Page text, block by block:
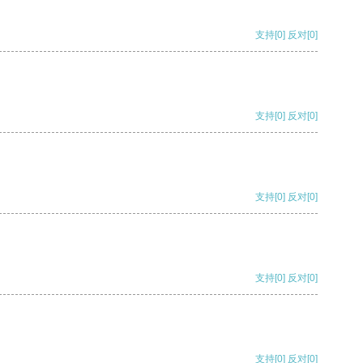
支持[0] 反对[0]
支持[0] 反对[0]
支持[0] 反对[0]
支持[0] 反对[0]
支持[0] 反对[0]